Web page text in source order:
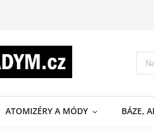
ATOMIZÉRY A MÓDY BÁZE,